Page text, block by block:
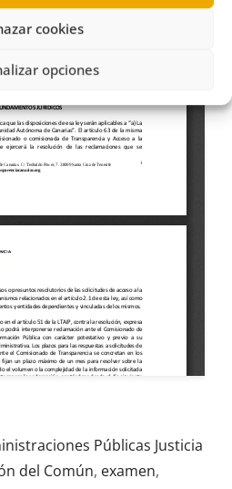
cookies
opciones
Públicas Justicia
del Común, examen,